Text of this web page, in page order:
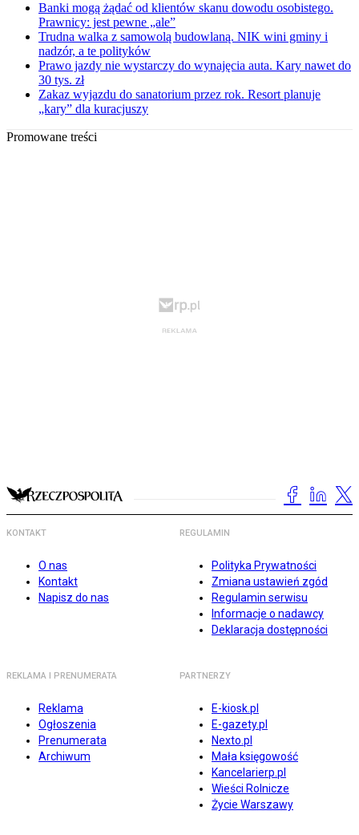
Banki mogą żądać od klientów skanu dowodu osobistego.
Prawnicy: jest pewne „ale”
Trudna walka z samowolą budowlaną. NIK wini gminy i
nadzór, a te polityków
Prawo jazdy nie wystarczy do wynajęcia auta. Kary nawet do
30 tys. zł
Zakaz wyjazdu do sanatorium przez rok. Resort planuje
„kary” dla kuracjuszy
Promowane treści
KONTAKT
O nas
Kontakt
Napisz do nas
REGULAMIN
Polityka Prywatności
Zmiana ustawień zgód
Regulamin serwisu
Informacje o nadawcy
Deklaracja dostępności
REKLAMA I PRENUMERATA
Reklama
Ogłoszenia
Prenumerata
Archiwum
PARTNERZY
E-kiosk.pl
E-gazety.pl
Nexto.pl
Mała księgowość
Kancelarierp.pl
Wieści Rolnicze
Życie Warszawy